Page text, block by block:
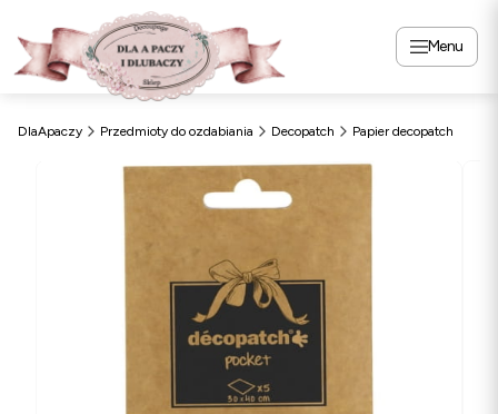
Menu
DlaApaczy Przedmioty do ozdabiania Decopatch Papier decopatch